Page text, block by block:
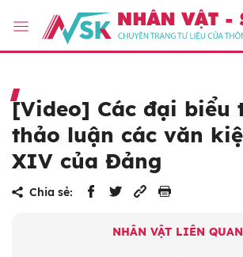
[Video] Các đại biểu
thảo luận các văn
XIV của Đảng
Chia sẻ:
NHÂN VẬT LIÊN QUAN